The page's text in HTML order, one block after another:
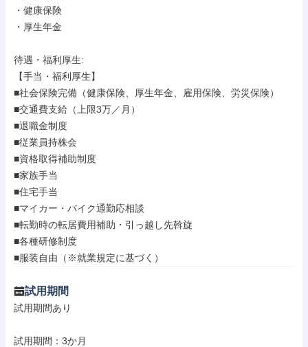
・健康保険
・厚生年金
待遇・福利厚生:
【手当・福利厚生】
■社会保険完備（健康保険、厚生年金、雇用保険、労災保険）
■交通費支給（上限3万／月）
■退職金制度
■従業員持株会
■資格取得補助制度
■家族手当
■住宅手当
■マイカー・バイク通勤応相談
■転勤時の転居費用補助・引っ越し先斡旋
■各種研修制度
■服装自由（※就業規定に基づく）
試用期間
試用期間あり
試用期間：3か月